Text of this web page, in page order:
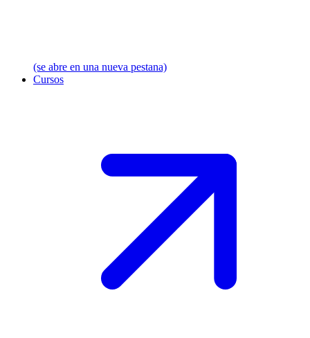
(se abre en una nueva pestana)
Cursos